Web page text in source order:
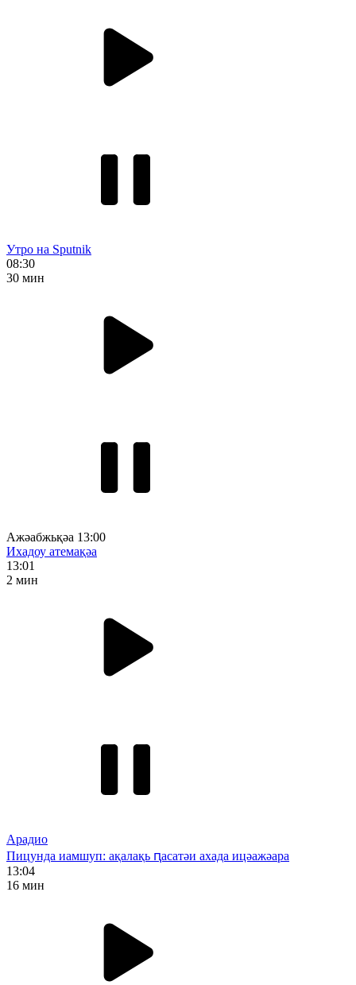
Утро на Sputnik
08:30
30 мин
Ажәабжьқәа 13:00
Ихадоу атемақәа
13:01
2 мин
Арадио
Пицунда иамшуп: ақалақь ԥасатәи ахада ицәажәара
13:04
16 мин